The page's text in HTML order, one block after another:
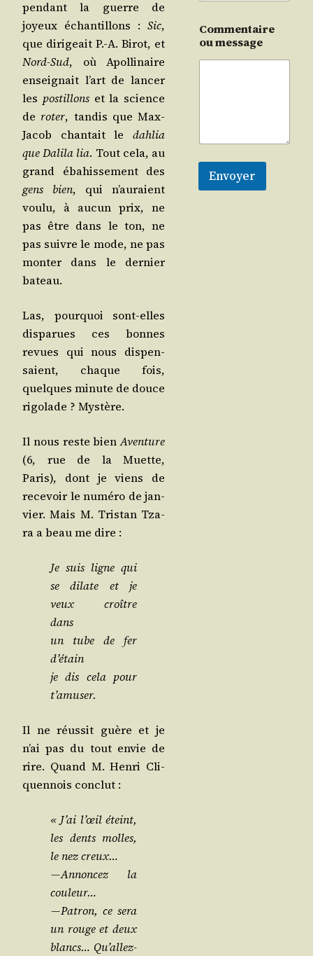
pen­dant la guerre de
joyeux échan­tillons : Sic,
que diri­geait P.-A. Birot, et
Nord-Sud, où Apol­li­naire
ensei­gnait l’art de lan­cer
les pos­tillonset la science
de roter, tan­dis que Max-
Jacob chan­tait le dah­lia
que Dali­la lia. Tout cela, au
grand éba­his­se­ment des
gens bien, qui n’au­raient
vou­lu, à aucun prix, ne
pas être dans le ton, ne
pas suivre le mode, ne pas
mon­ter dans le der­nier
bateau.
Las, pour­quoi sont-elles
dis­pa­rues ces bonnes
revues qui nous dis­pen­
saient, chaque fois,
quelques minute de douce
rigo­lade ? Mystère.
Il nous reste bienAven­ture
(6, rue de la Muette,
Paris), dont je viens de
rece­voir le numé­ro de jan­
vier. Mais M. Tris­tan Tza­
ra a beau me dire :
Je suis ligne qui
se dilate et je
veux croître
dans
un tube de fer
d’étain
je dis cela pour
t’amuser.
Il ne réus­sit guère et je
n’ai pas du tout envie de
rire. Quand M. Hen­ri Cli­
quen­nois conclut :
« J’ai l’œil éteint,
les dents molles,
le nez creux…
— Annon­cez la
couleur…
— Patron, ce sera
un rouge et deux
blancs… Qu’al­lez-
Commentaire
ou message
Envoyer